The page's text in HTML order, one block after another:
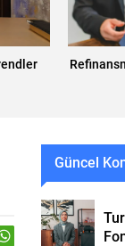
Güncel